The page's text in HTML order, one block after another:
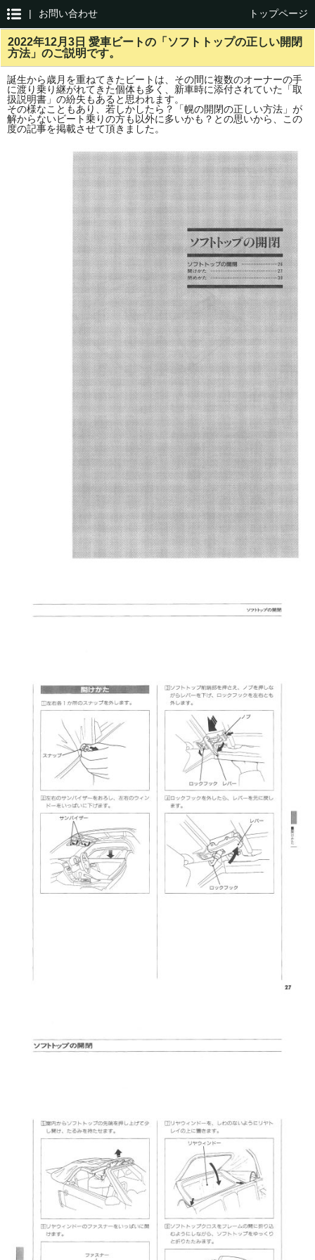
| お問い合わせ トップページ
2022年12月3日 愛車ビートの「ソフトトップの正しい開閉
方法」のご説明です。
誕生から歳月を重ねてきたビートは、その間に複数のオーナーの手
に渡り乗り継がれてきた個体も多く、新車時に添付されていた「取
扱説明書」の紛失もあると思われます。
その様なこともあり、若しかしたら？「幌の開閉の正しい方法」が
解からないビート乗りの方も以外に多いかも？との思いから、この
度の記事を掲載させて頂きました。